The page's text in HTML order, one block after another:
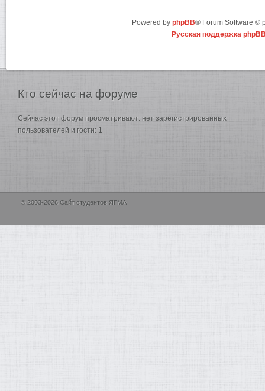
Powered by phpBB® Forum Software ©
Русская поддержка
Кто сейчас на форуме
Сейчас этот форум просматривают: нет зарегистрированных
пользователей и гости: 1
© 2003-2026 Сайт студентов ЯГМА